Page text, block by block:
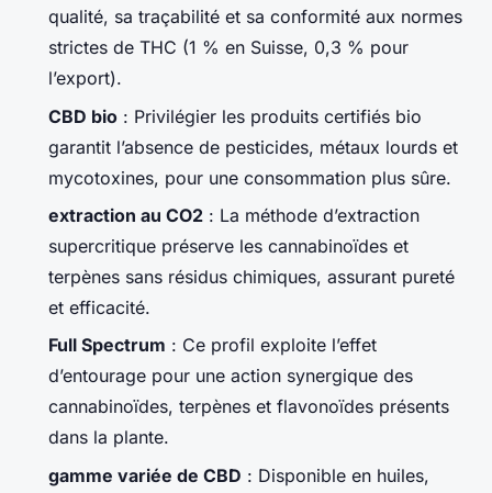
Florinda•03/07/2026 13:39 •10 min de lecture
qualité, sa traçabilité et sa conformité aux normes
strictes de THC (1 % en Suisse, 0,3 % pour
l’export).
CBD bio : Privilégier les produits certifiés bio
garantit l’absence de pesticides, métaux lourds et
mycotoxines, pour une consommation plus sûre.
extraction au CO2 : La méthode d’extraction
supercritique préserve les cannabinoïdes et
terpènes sans résidus chimiques, assurant pureté
et efficacité.
Full Spectrum : Ce profil exploite l’effet
d’entourage pour une action synergique des
cannabinoïdes, terpènes et flavonoïdes présents
dans la plante.
gamme variée de CBD : Disponible en huiles,